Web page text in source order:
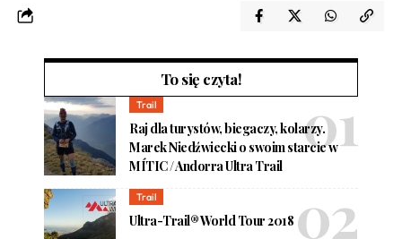
To się czyta!
Trail
Raj dla turystów, biegaczy, kolarzy.
Marek Niedźwiecki o swoim starcie w
MÍTIC / Andorra Ultra Trail
Trail
Ultra-Trail® World Tour 2018